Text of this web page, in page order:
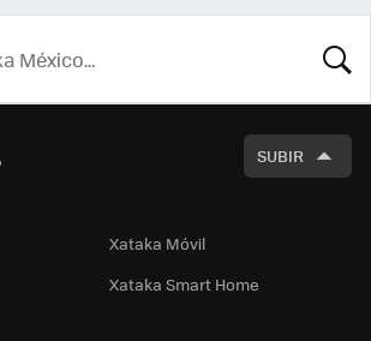
SUBIR
Xataka Móvil
Xataka Smart Home